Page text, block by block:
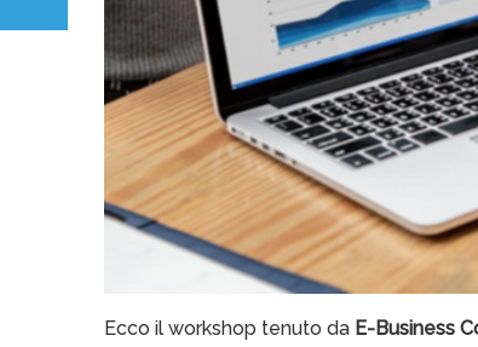
Ecco il workshop tenuto da E-Business